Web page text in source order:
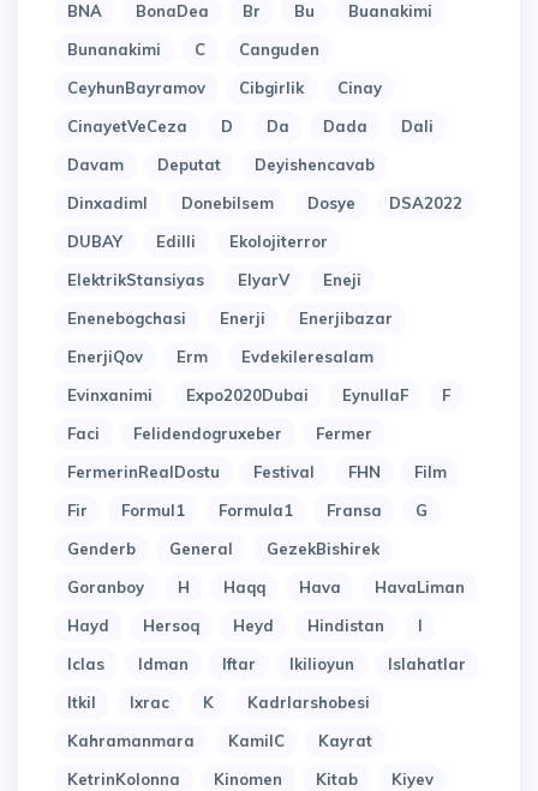
BNA
BonaDea Br Bu
Buanakimi
Bunanakimi
C
Canguden
CeyhunBayramov
Cibgirlik
Cinay
CinayetVeCeza
D Da Dada
Dali
Davam
Deputat
Deyishencavab
Dinxadiml
Donebilsem Dosye
DSA2022
DUBAY
Edilli
Ekolojiterror
ElektrikStansiyas
ElyarV
Eneji
Enenebogchasi
Enerji
Enerjibazar
EnerjiQov
Erm
Evdekileresalam
Evinxanimi
Expo2020Dubai EynullaF
F
Faci
Felidendogruxeber
Fermer
FermerinRealDostu
Festival FHN
Film
Fir
Formul1 Formula1 Fransa
G
Genderb
General
GezekBishirek
Goranboy
H Haqq Hava
HavaLiman
Hayd
Hersoq Heyd Hindistan
I
Iclas
Idman Iftar Ikilioyun
Islahatlar
Itkil
Ixrac K
Kadrlarshobesi
Kahramanmara
KamilC
Kayrat
KetrinKolonna
Kinomen Kitab
Kiyev